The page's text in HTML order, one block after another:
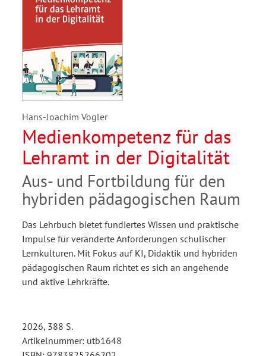
Hans-Joachim Vogler
Medienkompetenz für das
Lehramt in der Digitalität
Aus- und Fortbildung für den
hybriden pädagogischen Raum
Das Lehrbuch bietet fundiertes Wissen und praktische
Impulse für veränderte Anforderungen schulischer
Lernkulturen. Mit Fokus auf KI, Didaktik und hybriden
pädagogischen Raum richtet es sich an angehende
und aktive Lehrkräfte.
2026, 388 S.
Artikelnummer: utb1648